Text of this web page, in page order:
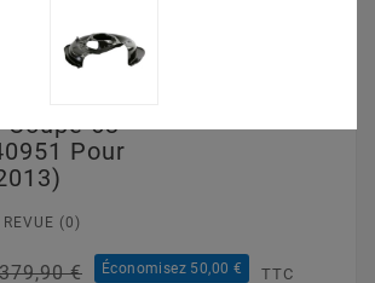
63
Pour
REVUE (0)
379,90 € Économisez 50,00 € TTC